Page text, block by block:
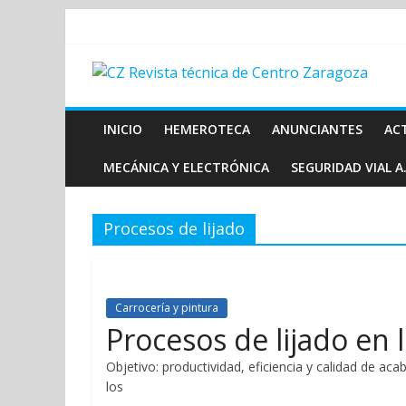
INICIO HEMEROTECA ANUNCIANTES
MECÁNICA Y ELECTRÓNICA SEGURIDAD VIAL
Procesos de lijado
Carrocería y pintura
Procesos de lijado
Objetivo: productividad, eficiencia y calidad de
los